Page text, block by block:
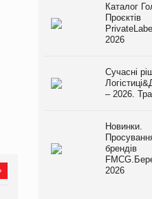
Каталог
Проєктів
2026
Сучасні
– 2026.
Новинки.
брендів
2026